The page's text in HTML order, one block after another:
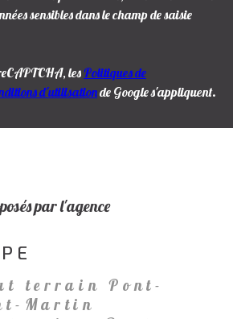
sensibles dans le champ de saisie
lesPolitiques de
d'utilisationde Google s'appliquent.
par l'agence
terrain Pont-
Martin